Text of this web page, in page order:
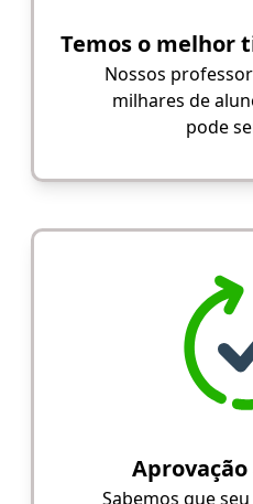
Temos o melhor
Nossos
milhares de
pode
Sabemos que